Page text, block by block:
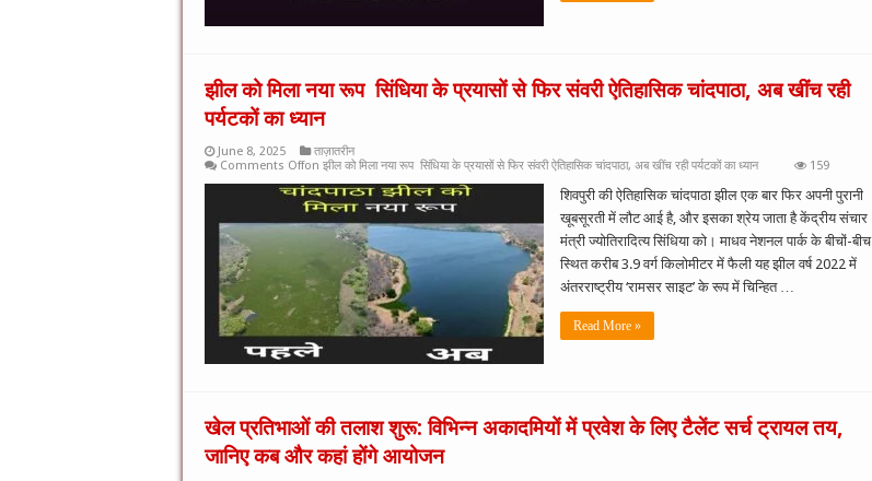
झील को मिला नया रूप सिंधिया के प्रयासों से फिर संवरी ऐतिहासिक चांदपाठा, अब खींच रही
पर्यटकों का ध्यान
June 8, 2025
ताज़ातरीन
Comments Offon झील को मिला नया रूप सिंधिया के प्रयासों से फिर संवरी ऐतिहासिक चांदपाठा, अब खींच रही पर्यटकों का ध्यान 159
शिवपुरी की ऐतिहासिक चांदपाठा झील एक बार फिर अपनी पुरानी
खूबसूरती में लौट आई है, और इसका श्रेय जाता है केंद्रीय संचार
मंत्री ज्योतिरादित्य सिंधिया को। माधव नेशनल पार्क के बीचों-बीच
स्थित करीब 3.9 वर्ग किलोमीटर में फैली यह झील वर्ष 2022 में
अंतरराष्ट्रीय ‘रामसर साइट’ के रूप में चिन्हित …
Read More »
खेल प्रतिभाओं की तलाश शुरू: विभिन्न अकादमियों में प्रवेश के लिए टैलेंट सर्च ट्रायल तय,
जानिए कब और कहां होंगे आयोजन